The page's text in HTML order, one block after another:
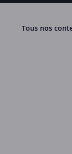
Tous nos